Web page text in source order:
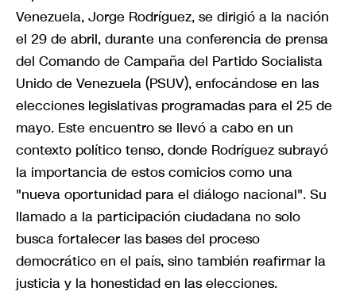
Venezuela, Jorge Rodríguez, se dirigió a la nación
el 29 de abril, durante una conferencia de prensa
del Comando de Campaña del Partido Socialista
Unido de Venezuela (PSUV), enfocándose en las
elecciones legislativas programadas para el 25 de
mayo. Este encuentro se llevó a cabo en un
contexto político tenso, donde Rodríguez subrayó
la importancia de estos comicios como una
"nueva oportunidad para el diálogo nacional". Su
llamado a la participación ciudadana no solo
busca fortalecer las bases del proceso
democrático en el país, sino también reafirmar la
justicia y la honestidad en las elecciones.